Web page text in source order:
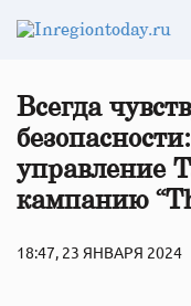
Всегда
управление
кампанию
18:47, 23 ЯНВАРЯ 2024